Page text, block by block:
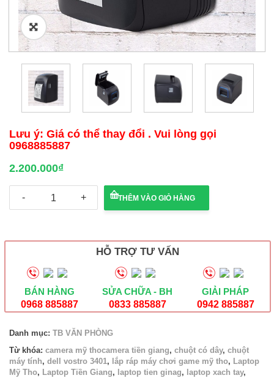
🔍
Lưu ý: Giá có thể thay đổi . Vui lòng gọi
0968885887
2.200.000₫
hóa
số
lượng
THÊM VÀO GIỎ HÀNG
HỖ TRỢ TƯ VẤN
BÁN HÀNG
0968 885887
SỬA CHỮA - BH
0833 885887
GIẢI PHÁP
0942 885887
Danh mục: TB VĂN PHÒNG
Từ khóa: camera mỹ thocamera tiền giang, chuột có dây, chuột
máy tính, dell vostro 3401, lắp ráp máy chơi game mỹ tho, Laptop
Mỹ Tho, Laptop Tiền Giang, laptop tien ginag, laptop xach tay,